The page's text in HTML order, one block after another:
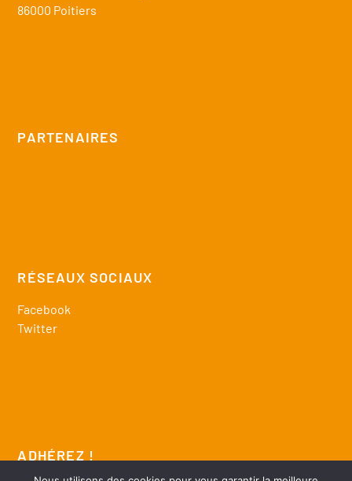
86000 Poitiers
PARTENAIRES
RÉSEAUX SOCIAUX
Facebook
Twitter
ADHÉREZ !